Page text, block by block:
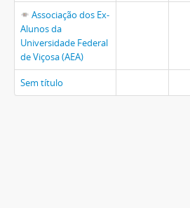
Associação dos Ex-
Alunos da
Universidade Federal
de Viçosa (AEA)
Sem título